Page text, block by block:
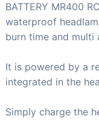
BATTERY MR400
waterproof
burn time and
It is powered by a
integrated in the
Simply charge the